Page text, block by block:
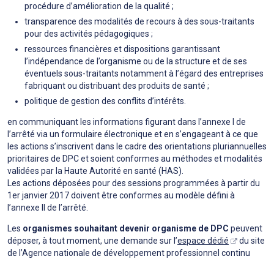
procédure d’amélioration de la qualité ;
transparence des modalités de recours à des sous-traitants
pour des activités pédagogiques ;
ressources financières et dispositions garantissant
l’indépendance de l’organisme ou de la structure et de ses
éventuels sous-traitants notamment à l’égard des entreprises
fabriquant ou distribuant des produits de santé ;
politique de gestion des conflits d’intérêts.
en communiquant les informations figurant dans l’annexe I de
l’arrêté via un formulaire électronique et en s’engageant à ce que
les actions s’inscrivent dans le cadre des orientations pluriannuelles
prioritaires de DPC et soient conformes au méthodes et modalités
validées par la Haute Autorité en santé (HAS).
Les actions déposées pour des sessions programmées à partir du
1er janvier 2017 doivent être conformes au modèle défini à
l’annexe II de l’arrêté.
Les organismes souhaitant devenir organisme de DPC peuvent
déposer, à tout moment, une demande sur l’espace dédié
du site
de l’Agence nationale de développement professionnel continu